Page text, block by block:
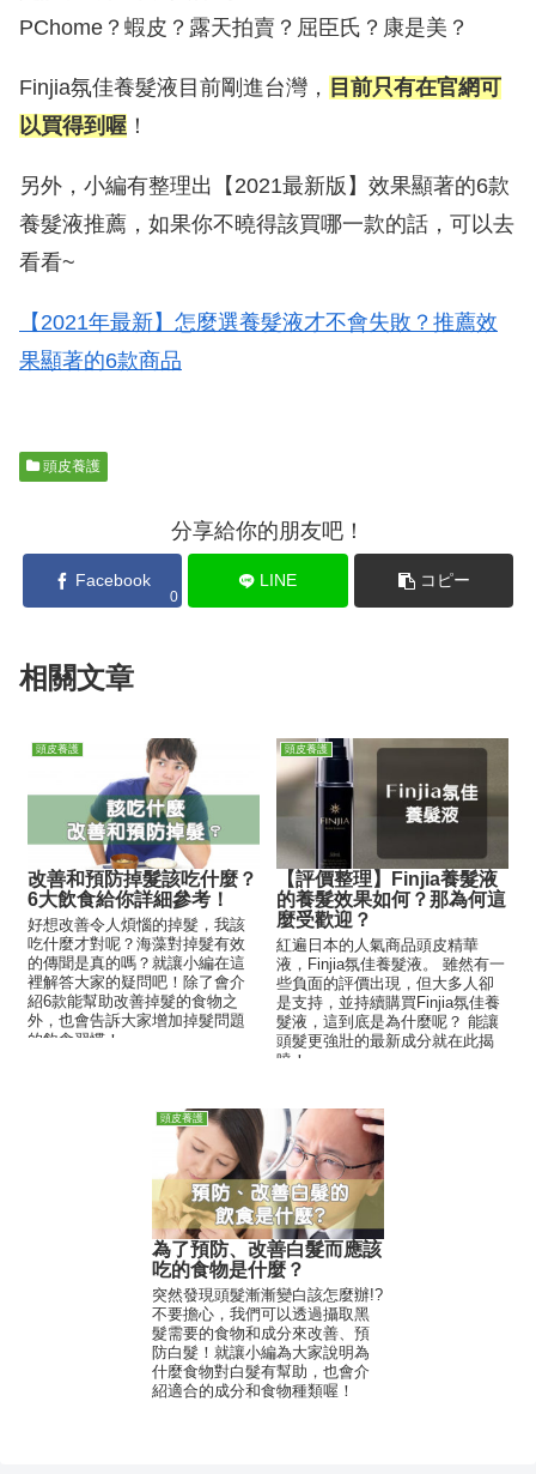
PChome？蝦皮？露天拍賣？屈臣氏？康是美？
Finjia氛佳養髮液目前剛進台灣， 目前只有在官網可
以買得到喔 ！
另外，小編有整理出【2021最新版】效果顯著的6款
養髮液推薦，如果你不曉得該買哪一款的話，可以去
看看~
【2021年最新】怎麼選養髮液才不會失敗？推薦效
果顯著的6款商品
頭皮養護
分享給你的朋友吧！
Facebook
0
LINE コピー
相關文章
頭皮養護
改善和預防掉髮該吃什麼？
6大飲食給你詳細參考！
好想改善令人煩惱的掉髮，我該
吃什麼才對呢？海藻對掉髮有效
的傳聞是真的嗎？就讓小編在這
裡解答大家的疑問吧！除了會介
紹6款能幫助改善掉髮的食物之
外，也會告訴大家增加掉髮問題
的飲食習慣！
頭皮養護
【評價整理】Finjia養髮液
的養髮效果如何？那為何這
麼受歡迎？
紅遍日本的人氣商品頭皮精華
液，Finjia氛佳養髮液。 雖然有一
些負面的評價出現，但大多人卻
是支持，並持續購買Finjia氛佳養
髮液，這到底是為什麼呢？ 能讓
頭髮更強壯的最新成分就在此揭
曉！
頭皮養護
為了預防、改善白髮而應該
吃的食物是什麼？
突然發現頭髮漸漸變白該怎麼辦!?
不要擔心，我們可以透過攝取黑
髮需要的食物和成分來改善、預
防白髮！就讓小編為大家說明為
什麼食物對白髮有幫助，也會介
紹適合的成分和食物種類喔！